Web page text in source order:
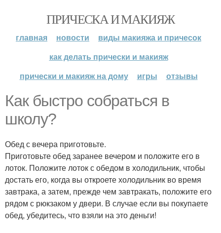
ПРИЧЕСКА И МАКИЯЖ
главная новости
виды макияжа и причесок
как делать прически и макияж
прически и макияж на дому
игры отзывы
Как быстро собраться в
школу?
Обед с вечера приготовьте.
Приготовьте обед заранее вечером и положите его в
лоток. Положите лоток с обедом в холодильник, чтобы
достать его, когда вы откроете холодильник во время
завтрака, а затем, прежде чем завтракать, положите его
рядом с рюкзаком у двери. В случае если вы покупаете
обед, убедитесь, что взяли на это деньги!